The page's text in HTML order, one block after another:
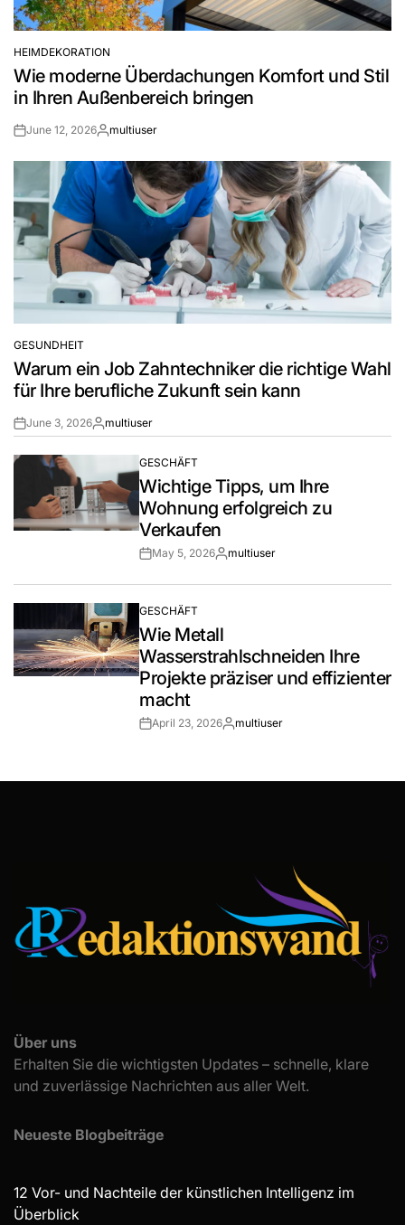
POSTED
IN
HEIMDEKORATION
Wie moderne Überdachungen Komfort und Stil
in Ihren Außenbereich bringen
PostJune 12, 2026By:multiuser
POSTED
IN
GESUNDHEIT
Warum ein Job Zahntechniker die richtige Wahl
für Ihre berufliche Zukunft sein kann
PostJune 3, 2026By:multiuser
POSTED
IN
GESCHÄFT
Wichtige Tipps, um Ihre
Wohnung erfolgreich zu
Verkaufen
PostMay 5, 2026By:multiuser
POSTED
IN
GESCHÄFT
Wie Metall
Wasserstrahlschneiden Ihre
Projekte präziser und effizienter
macht
PostApril 23, 2026By:multiuser
Über uns
Erhalten Sie die wichtigsten Updates – schnelle, klare
und zuverlässige Nachrichten aus aller Welt.
Neueste Blogbeiträge
12 Vor- und Nachteile der künstlichen Intelligenz im
Überblick